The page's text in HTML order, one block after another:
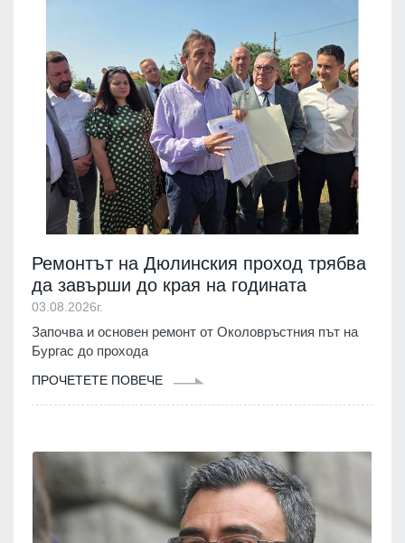
Ремонтът на Дюлинския проход трябва
да завърши до края на годината
03.08.2026г.
Започва и основен ремонт от Околовръстния път на
Бургас до прохода
ПРОЧЕТЕТЕ ПОВЕЧЕ